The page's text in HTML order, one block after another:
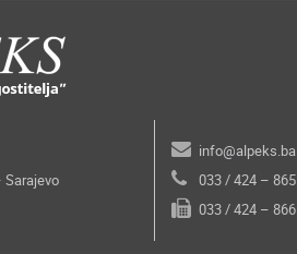
Sarajevo
info@alpeks.ba
033 / 424 – 865
033 / 424 – 866